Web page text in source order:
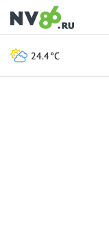
24.4°C